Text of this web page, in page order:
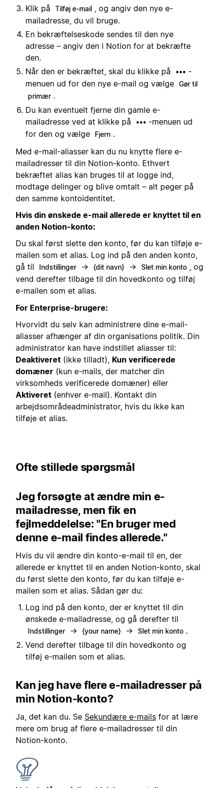
Klik på
Tilføj e-mail , og angiv den nye e-
mailadresse, du vil bruge.
En bekræftelseskode sendes til den nye
adresse – angiv den i Notion for at bekræfte
den.
Når den er bekræftet, skal du klikke på
••• -
menuen ud for den nye e-mail og vælge Gør til
primær .
Du kan eventuelt fjerne din gamle e-
mailadresse ved at klikke på
••• -menuen ud
for den og vælge
Fjern .
Med e-mail-aliasser kan du nu knytte flere e-
mailadresser til din Notion-konto. Ethvert
bekræftet alias kan bruges til at logge ind,
modtage delinger og blive omtalt – alt peger på
den samme kontoidentitet.
Hvis din ønskede e-mail allerede er knyttet til en
anden Notion-konto:
Du skal først slette den konto, før du kan tilføje e-
mailen som et alias. Log ind på den anden konto,
gå til
Indstillinger → {dit navn} → Slet min konto , og
vend derefter tilbage til din hovedkonto og tilføj
e-mailen som et alias.
For Enterprise-brugere:
Hvorvidt du selv kan administrere dine e-mail-
aliasser afhænger af din organisations politik. Din
administrator kan have indstillet aliasser til:
Deaktiveret (ikke tilladt), Kun verificerede
domæner (kun e-mails, der matcher din
virksomheds verificerede domæner) eller
Aktiveret (enhver e-mail). Kontakt din
arbejdsområdeadministrator, hvis du ikke kan
tilføje et alias.
Ofte stillede spørgsmål
Jeg forsøgte at ændre min e-
mailadresse, men fik en
fejlmeddelelse: "En bruger med
denne e-mail findes allerede."
Hvis du vil ændre din konto-e-mail til en, der
allerede er knyttet til en anden Notion-konto, skal
du først slette den konto, før du kan tilføje e-
mailen som et alias. Sådan gør du:
Log ind på den konto, der er knyttet til din
ønskede e-mailadresse, og gå derefter til
Indstillinger → {your name} → Slet min konto .
Vend derefter tilbage til din hovedkonto og
tilføj e-mailen som et alias.
Kan jeg have flere e-mailadresser på
min Notion-konto?
Ja, det kan du. Se Sekundære e-mails for at lære
mere om brug af flere e-mailadresser til din
Notion-konto.